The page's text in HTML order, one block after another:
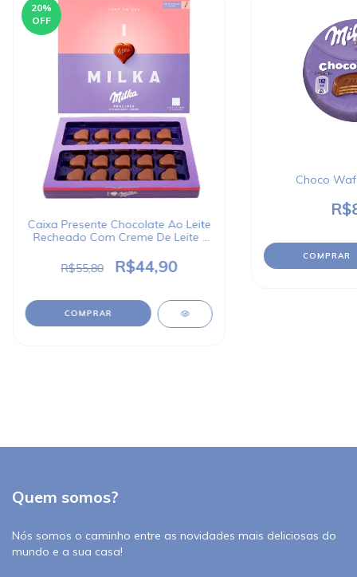
20%
OFF
Caixa Presente Chocolate Ao Leite
Recheado Com Creme De Leite I
R$55,80
R$44,90
Choco
Quem somos?
Nós somos o caminho entre as novidades mais deliciosas do
mundo e a sua casa!